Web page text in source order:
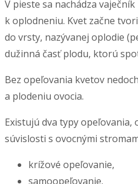
V pieste sa nachádza
k oplodneniu. Kvet začne
do vrsty, nazývanej oplodie
dužinná časť plodu, ktorú
Bez opeľovania kvetov
a plodeniu ovocia.
Existujú dva typy
súvislosti s ovocnými
krížové opeľovanie,
samoopeľovanie.